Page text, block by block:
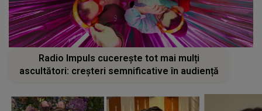
Radio Impuls cucerește tot mai mulți
ascultători: creșteri semnificative în audiență